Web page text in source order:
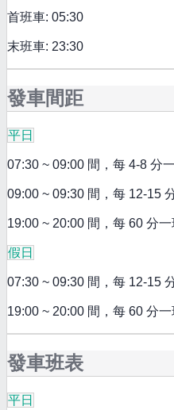
首班車: 05:30
末班車: 23:30
發車間距
平日
07:30 ~ 09:00 間，每 4-8 分
09:00 ~ 09:30 間，每 12-15
19:00 ~ 20:00 間，每 60 分
假日
07:30 ~ 09:30 間，每 12-15
19:00 ~ 20:00 間，每 60 分
發車班表
平日